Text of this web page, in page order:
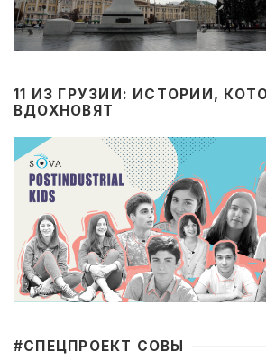
11 ИЗ ГРУЗИИ: ИСТОРИИ,
ВДОХНОВЯТ
#CПЕЦПРОЕКТ СОВЫ